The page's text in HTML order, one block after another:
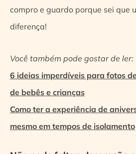
compro e guardo porque sei que
diferença!
Você também pode gostar de ler:
6 ideias imperdíveis para fotos
de bebês e crianças
Como ter a experiência de
mesmo em tempos de isolamento